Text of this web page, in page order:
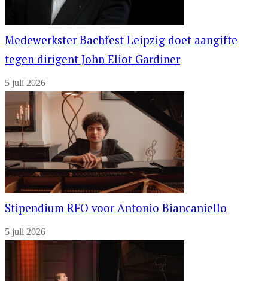
Medewerkster Bachfest Leipzig doet aangifte
tegen dirigent John Eliot Gardiner
5 juli 2026
Stipendium RFO voor Antonio Biancaniello
5 juli 2026